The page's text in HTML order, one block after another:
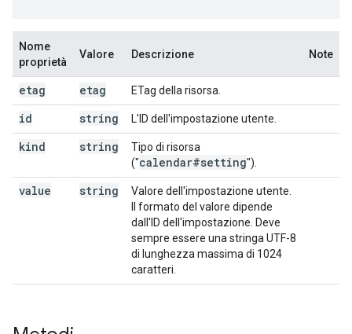
Nome
proprietà
Valore Descrizione Note
etag etag ETag della risorsa.
id string L'ID dell'impostazione utente.
kind string
Tipo di risorsa
("calendar#setting").
value string
Valore dell'impostazione utente.
Il formato del valore dipende
dall'ID dell'impostazione. Deve
sempre essere una stringa UTF-8
di lunghezza massima di 1024
caratteri.